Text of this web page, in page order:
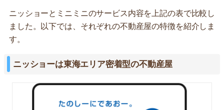
ニッショーとミニミニのサービス内容を上記の表で比較し
ました。以下では、それぞれの不動産屋の特徴を紹介しま
す。
ニッショーは東海エリア密着型の不動産屋